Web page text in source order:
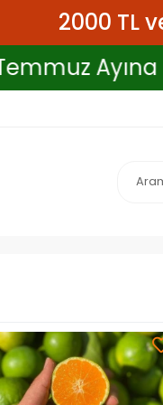
2000 TL
Temmuz